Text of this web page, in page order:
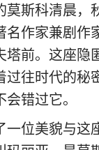
莫斯科清晨，
作家兼剧作
塔前。这座隐
过往时代的秘
错过它。
一位美貌与这